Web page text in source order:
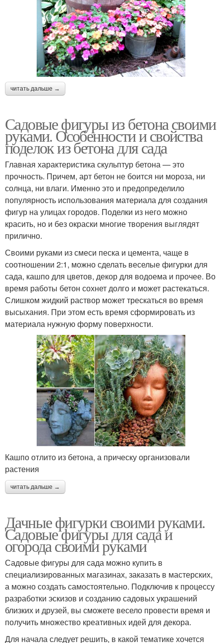
читать дальше →
Садовые фигуры из бетона своими
руками. Особенности и свойства
поделок из бетона для сада
Главная характеристика скульптур бетона — это
прочность. Причем, арт бетон не боится ни мороза, ни
солнца, ни влаги. Именно это и предопределило
популярность использования материала для создания
фигур на улицах городов. Поделки из него можно
красить, но и без окраски многие творения выглядят
прилично.
Своими руками из смеси песка и цемента, чаще в
соотношении 2:1, можно сделать веселые фигурки для
сада, кашпо для цветов, декор для водоема и прочее. Во
время работы бетон сохнет долго и может растекаться.
Слишком жидкий раствор может трескаться во время
высыхания. При этом есть время сформировать из
материала нужную форму поверхности.
Кашпо отлито из бетона, а прическу организовали
растения
читать дальше →
Дачные фигурки своими руками.
Садовые фигуры для сада и
огорода своими руками
Садовые фигуры для сада можно купить в
специализированных магазинах, заказать в мастерских,
а можно создать самостоятельно. Подключив к процессу
разработки эскизов и созданию садовых украшений
близких и друзей, вы сможете весело провести время и
получить множество креативных идей для декора.
Для начала следует решить, в какой тематике хочется